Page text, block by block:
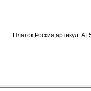
Платок,Россия,артикул: